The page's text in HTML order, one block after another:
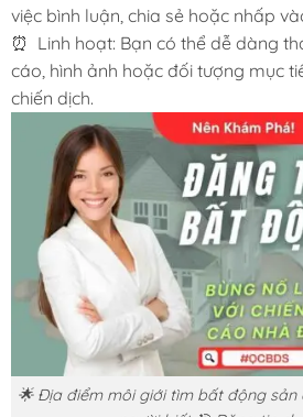
việc bình luận, chia sẻ hoặc nhấp
⏰ Linh hoạt: Bạn có thể dễ dàng
cáo, hình ảnh hoặc đối tượng mục
chiến dịch.
🌟 Địa điểm môi giới tìm bất động sản